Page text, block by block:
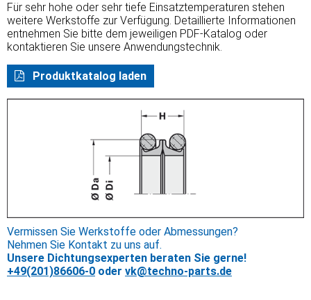
Für sehr hohe oder sehr tiefe Einsatztemperaturen stehen
weitere Werkstoffe zur Verfügung. Detaillierte Informationen
entnehmen Sie bitte dem jeweiligen PDF-Katalog oder
kontaktieren Sie unsere Anwendungstechnik.
Produktkatalog laden
Vermissen Sie Werkstoffe oder Abmessungen?
Nehmen Sie Kontakt zu uns auf.
Unsere Dichtungsexperten beraten Sie gerne!
+49(201)86606-0 oder vk@techno-parts.de